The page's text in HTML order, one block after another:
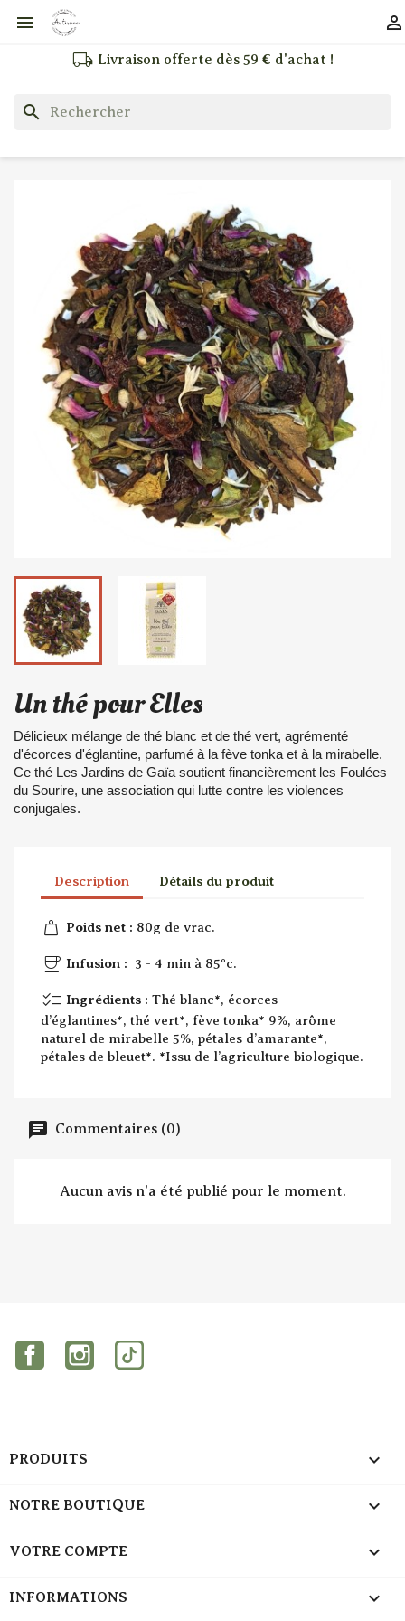
 
local_shipping Livraison offerte dès 59 € d'achat !
search
Un thé pour Elles
Délicieux mélange de thé blanc et de thé vert, agrémenté
d'écorces d'églantine, parfumé à la fève tonka et à la mirabelle.
Ce thé Les Jardins de Gaïa soutient financièrement les Foulées
du Sourire, une association qui lutte contre les violences
conjugales.
Description Détails du produit
weight Poids net : 80g de vrac.
coffee Infusion : 3 - 4 min à 85°c.
checklist Ingrédients : Thé blanc*, écorces
d’églantines*, thé vert*, fève tonka* 9%, arôme
naturel de mirabelle 5%, pétales d’amarante*,
pétales de bleuet*. *Issu de l’agriculture biologique.
Commentaires (0)
Aucun avis n'a été publié pour le moment.
FacebookInstagramTikTok
PRODUITS 
NOTRE BOUTIQUE 
VOTRE COMPTE 
INFORMATIONS keyboard_arrow_down